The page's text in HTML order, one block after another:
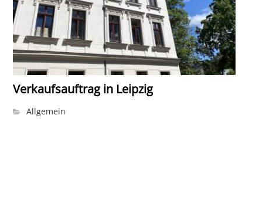
Verkaufsauftrag in Leipzig
Allgemein